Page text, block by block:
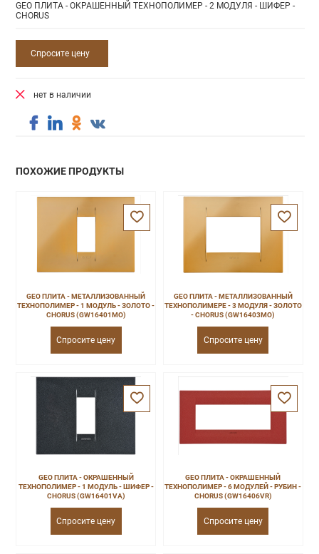
GEO ПЛИТА - ОКРАШЕННЫЙ ТЕХНОПОЛИМЕР - 2 МОДУЛЯ - ШИФЕР -
CHORUS
Спросите цену
нет в наличии
ПОХОЖИЕ ПРОДУКТЫ
GEO ПЛИТА - МЕТАЛЛИЗОВАННЫЙ
ТЕХНОПОЛИМЕР - 1 МОДУЛЬ - ЗОЛОТО -
CHORUS (GW16401MO)
Спросите цену
GEO ПЛИТА - МЕТАЛЛИЗОВАННЫЙ
ТЕХНОПОЛИМЕРЕ - 3 МОДУЛЯ - ЗОЛОТО
- CHORUS (GW16403MO)
Спросите цену
GEO ПЛИТА - ОКРАШЕННЫЙ
ТЕХНОПОЛИМЕР - 1 МОДУЛЬ - ШИФЕР -
CHORUS (GW16401VA)
Спросите цену
GEO ПЛИТА - ОКРАШЕННЫЙ
ТЕХНОПОЛИМЕР - 6 МОДУЛЕЙ - РУБИН -
CHORUS (GW16406VR)
Спросите цену